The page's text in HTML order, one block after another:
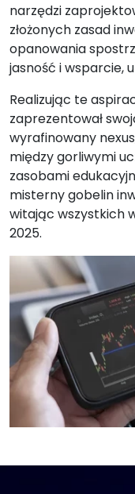
narzędzi
złożonych zasad
opanowania
jasność i wsparcie,
Realizując te
zaprezentował
wyrafinowany
między gorliwymi
zasobami
misterny gobelin
witając wszystkich
2025.